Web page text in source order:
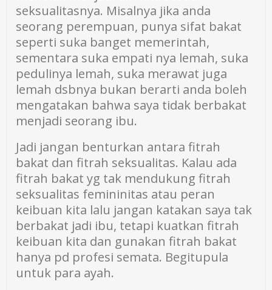
seksualitasnya. Misalnya jika anda
seorang perempuan, punya sifat bakat
seperti suka banget memerintah,
sementara suka empati nya lemah, suka
pedulinya lemah, suka merawat juga
lemah dsbnya bukan berarti anda boleh
mengatakan bahwa saya tidak berbakat
menjadi seorang ibu.
Jadi jangan benturkan antara fitrah
bakat dan fitrah seksualitas. Kalau ada
fitrah bakat yg tak mendukung fitrah
seksualitas femininitas atau peran
keibuan kita lalu jangan katakan saya tak
berbakat jadi ibu, tetapi kuatkan fitrah
keibuan kita dan gunakan fitrah bakat
hanya pd profesi semata. Begitupula
untuk para ayah.